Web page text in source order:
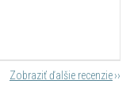
Zobraziť ďalšie recenzie